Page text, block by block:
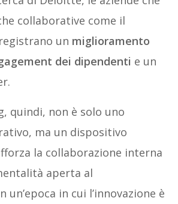
collaborative come il
un miglioramento
dei dipendenti e un
quindi, non è solo uno
ma un dispositivo
la collaborazione interna
aperta al
un’epoca in cui l’innovazione è